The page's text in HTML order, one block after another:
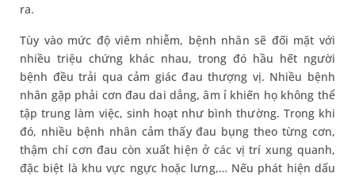
ra.
Tùy vào mức độ viêm nhiễm, bệnh nhân sẽ đối mặt với
nhiều triệu chứng khác nhau, trong đó hầu hết người
bệnh đều trải qua cảm giác đau thượng vị. Nhiều bệnh
nhân gặp phải cơn đau dai dẳng, âm ỉ khiến họ không thể
tập trung làm việc, sinh hoạt như bình thường. Trong khi
đó, nhiều bệnh nhân cảm thấy đau bụng theo từng cơn,
thậm chí cơn đau còn xuất hiện ở các vị trí xung quanh,
đặc biệt là khu vực ngực hoặc lưng,… Nếu phát hiện dấu